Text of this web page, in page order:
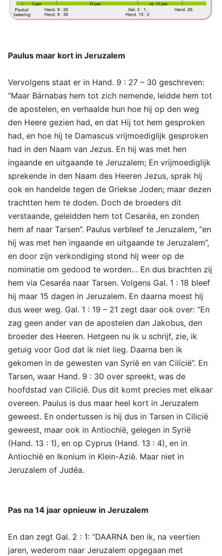
Paulus maar kort in Jeruzalem
Vervolgens staat er in Hand. 9 : 27 – 30 geschreven:
“Maar Bárnabas hem tot zich nemende, leidde hem tot
de apostelen, en verhaalde hun hoe hij op den weg
den Heere gezien had, en dat Hij tot hem gesproken
had, en hoe hij te Damascus vrijmoediglijk gesproken
had in den Naam van Jezus. En hij was met hen
ingaande en uitgaande te Jeruzalem; En vrijmoediglijk
sprekende in den Naam des Heeren Jezus, sprak hij
ook en handelde tegen de Griekse Joden; maar dezen
trachtten hem te doden. Doch de broeders dit
verstaande, geleidden hem tot Cesaréa, en zonden
hem af naar Tarsen”. Paulus verbleef te Jeruzalem, “en
hij was met hen ingaande en uitgaande te Jeruzalem”,
en door zijn verkondiging stond hij weer op de
nominatie om gedood te worden… En dus brachten zij
hem via Cesaréa naar Tarsen. Volgens Gal. 1 : 18 bleef
hij maar 15 dagen in Jeruzalem. En daarna moest hij
dus weer weg. Gal. 1 : 19 – 21 zegt daar ook over: “En
zag geen ander van de apostelen dan Jakobus, den
broeder des Heeren. Hetgeen nu ik u schrijf, zie, ik
getuig voor God dat ik niet lieg. Daarna ben ik
gekomen in de gewesten van Syrië en van Cilícië”. En
Tarsen, waar Hand. 9 : 30 over spreekt, was de
hoofdstad van Cilicië. Dus dit komt precies met elkaar
overeen. Paulus is dus maar heel kort in Jeruzalem
geweest. En ondertussen is hij dus in Tarsen in Cilicië
geweest, maar ook in Antiochië, gelegen in Syrië
(Hand. 13 : 1), en op Cyprus (Hand. 13 : 4), en in
Antiochië en Ikonium in Klein-Azië. Maar niet in
Jeruzalem of Judéa.
Pas na 14 jaar opnieuw in Jeruzalem
En dan zegt Gal. 2 : 1: “DAARNA ben ik, na veertien
jaren, wederom naar Jeruzalem opgegaan met